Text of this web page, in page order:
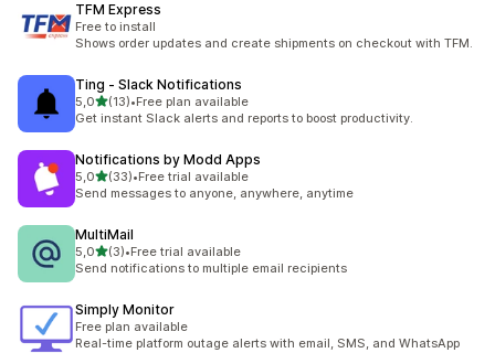
TFM Express
Free to install
Shows order updates and create shipments on checkout with TFM.
Ting ‑ Slack Notifications
5,0na 5 gwiazdek
(13)
Łączna liczba recenzji: 13
•Free plan available
Get instant Slack alerts and reports to boost productivity.
Notifications by Modd Apps
5,0na 5 gwiazdek
(33)
Łączna liczba recenzji: 33
•Free trial available
Send messages to anyone, anywhere, anytime
MultiMail
5,0na 5 gwiazdek
(3)
Łączna liczba recenzji: 3
•Free trial available
Send notifications to multiple email recipients
Simply Monitor
Free plan available
Real-time platform outage alerts with email, SMS, and WhatsApp